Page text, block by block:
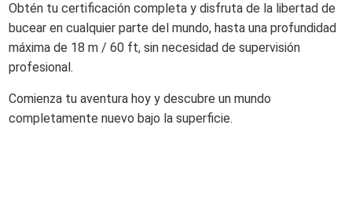
Obtén tu certificación completa y disfruta de la libertad de
bucear en cualquier parte del mundo, hasta una profundidad
máxima de 18 m / 60 ft, sin necesidad de supervisión
profesional.
Comienza tu aventura hoy y descubre un mundo
completamente nuevo bajo la superficie.